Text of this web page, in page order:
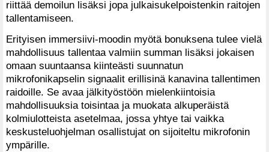
riittää demoilun lisäksi jopa julkaisukelpoistenkin raitojen
tallentamiseen.
Erityisen immersiivi-moodin myötä bonuksena tulee vielä
mahdollisuus tallentaa valmiin summan lisäksi jokaisen
omaan suuntaansa kiinteästi suunnatun
mikrofonikapselin signaalit erillisinä kanavina tallentimen
raidoille. Se avaa jälkityöstöön mielenkiintoisia
mahdollisuuksia toisintaa ja muokata alkuperäistä
kolmiulotteista asetelmaa, jossa yhtye tai vaikka
keskusteluohjelman osallistujat on sijoiteltu mikrofonin
ympärille.